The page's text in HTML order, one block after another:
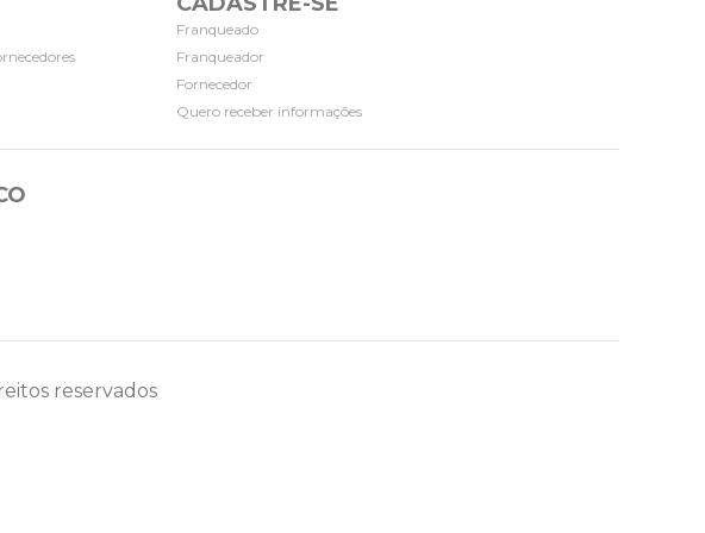
Franqueado
Franqueador
Fornecedor
Quero receber informações
reservados